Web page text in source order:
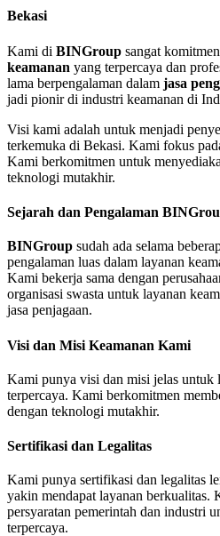
Bekasi
Kami di BINGroup sangat
keamanan yang terpercaya dan
lama berpengalaman dalam jasa
jadi pionir di industri keamanan di
Visi kami adalah untuk menjadi
terkemuka di Bekasi. Kami fokus
Kami berkomitmen untuk
teknologi mutakhir.
Sejarah dan Pengalaman
BINGroup sudah ada selama
pengalaman luas dalam layanan
Kami bekerja sama dengan
organisasi swasta untuk layanan
jasa penjagaan.
Visi dan Misi Keamanan Kami
Kami punya visi dan misi jelas untuk
terpercaya. Kami berkomitmen
dengan teknologi mutakhir.
Sertifikasi dan Legalitas
Kami punya sertifikasi dan legalitas
yakin mendapat layanan berkualitas.
persyaratan pemerintah dan industri
terpercaya.